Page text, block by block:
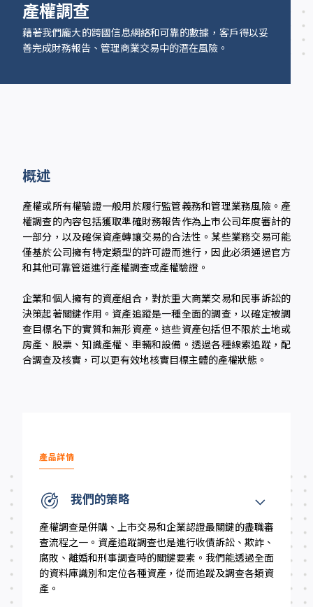
產權調查
藉著我們龐大的跨國信息網絡和可靠的數據，客戶得以妥
善完成財務報告、管理商業交易中的潛在風險。
概述
產權或所有權驗證一般用於履行監管義務和管理業務風險。產
權調查的內容包括獲取準確財務報告作為上市公司年度審計的
一部分，以及確保資產轉讓交易的合法性。某些業務交易可能
僅基於公司擁有特定類型的許可證而進行，因此必須通過官方
和其他可靠管道進行產權調查或產權驗證。
企業和個人擁有的資產組合，對於重大商業交易和民事訴訟的
決策起著關鍵作用。資產追蹤是一種全面的調查，以確定被調
查目標名下的實質和無形資產。這些資產包括但不限於土地或
房產、股票、知識產權、車輛和設備。透過各種線索追蹤，配
合調查及核實，可以更有效地核實目標主體的產權狀態。
產品詳情
我們的策略
產權調查是併購、上市交易和企業認證最關鍵的盡職審
查流程之一。資產追蹤調查也是進行收債訴訟、欺詐、
腐敗、離婚和刑事調查時的關鍵要素。我們能透過全面
的資料庫識別和定位各種資產，從而追蹤及調查各類資
產。